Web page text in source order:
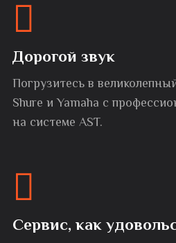
Дорогой звук
Погрузитесь в
Shure и Yamaha с
на системе AST.
Сервис, как